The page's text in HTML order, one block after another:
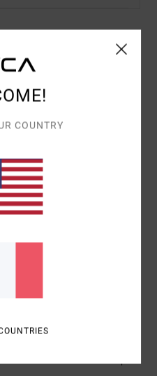
cotone biologico [200
COUNTRY